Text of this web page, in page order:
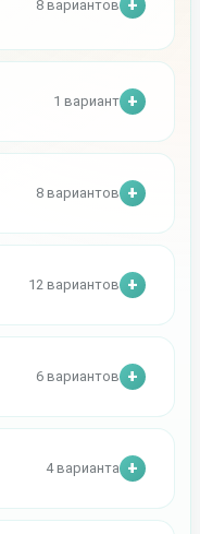
8 вариантов
1 вариант
8 вариантов
12 вариантов
6 вариантов
4 варианта